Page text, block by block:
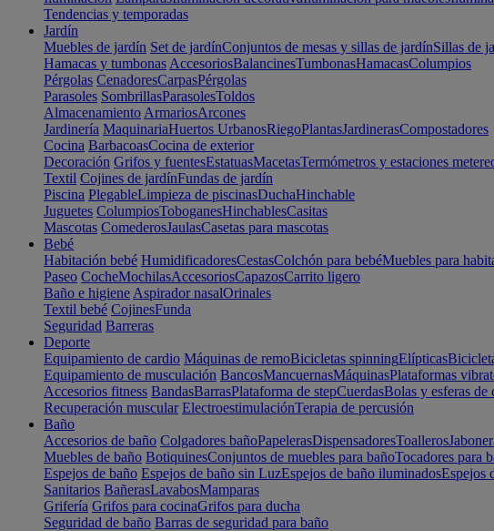
Tendencias y temporadas
Jardín
Muebles de jardín Set de jardínConjuntos de mesas y sillas de jardínSillas de
Hamacas y tumbonas AccesoriosBalancinesTumbonasHamacasColumpios
Pérgolas CenadoresCarpasPérgolas
Parasoles SombrillasParasolesToldos
Almacenamiento ArmariosArcones
Jardinería MaquinariaHuertos UrbanosRiegoPlantasJardinerasCompostadores
Cocina BarbacoasCocina de exterior
Decoración Grifos y fuentesEstatuasMacetasTermómetros y estaciones
Textil Cojines de jardínFundas de jardín
Piscina PlegableLimpieza de piscinasDuchaHinchable
Juguetes ColumpiosToboganesHinchablesCasitas
Mascotas ComederosJaulasCasetas para mascotas
Bebé
Habitación bebé HumidificadoresCestasColchón para bebéMuebles para
Paseo CocheMochilasAccesoriosCapazosCarrito ligero
Baño e higiene Aspirador nasalOrinales
Textil bebé CojinesFunda
Seguridad Barreras
Deporte
Equipamiento de cardio Máquinas de remoBicicletas spinningElípticas
Equipamiento de musculación BancosMancuernasMáquinasPlataformas
Accesorios fitness BandasBarrasPlataforma de stepCuerdasBolas y esferas
Recuperación muscular ElectroestimulaciónTerapia de percusión
Baño
Accesorios de baño Colgadores bañoPapelerasDispensadoresToalleros
Muebles de baño BotiquinesConjuntos de muebles para bañoTocadores para
Espejos de baño Espejos de baño sin LuzEspejos de baño iluminadosEspejos
Sanitarios BañerasLavabosMamparas
Grifería Grifos para cocinaGrifos para ducha
Seguridad de baño Barras de seguridad para baño